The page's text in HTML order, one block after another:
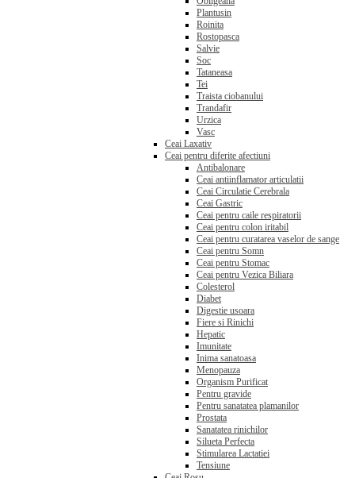
Plantusin
Roinita
Rostopasca
Salvie
Soc
Tataneasa
Tei
Traista ciobanului
Trandafir
Urzica
Vasc
Ceai Laxativ
Ceai pentru diferite afectiuni
Antibalonare
Ceai antiinflamator articulatii
Ceai Circulatie Cerebrala
Ceai Gastric
Ceai pentru caile respiratorii
Ceai pentru colon iritabil
Ceai pentru curatarea vaselor de sange
Ceai pentru Somn
Ceai pentru Stomac
Ceai pentru Vezica Biliara
Colesterol
Diabet
Digestie usoara
Fiere si Rinichi
Hepatic
Imunitate
Inima sanatoasa
Menopauza
Organism Purificat
Pentru gravide
Pentru sanatatea plamanilor
Prostata
Sanatatea rinichilor
Silueta Perfecta
Stimularea Lactatiei
Tensiune